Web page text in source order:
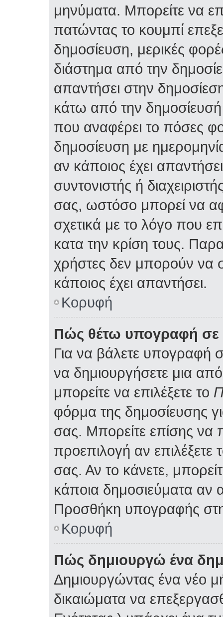
μηνύματα. Μπορείτε να
πατώντας το κουμπί
δημοσίευση, μερικές
διάστημα από την
απαντήσει στην
κάτω από την
που αναφέρει το πόσες
δημοσίευση με
αν κάποιος έχει
συντονιστής ή
σας, ωστόσο μπορεί να
σχετικά με το λόγο που
κατα την κρίση τους.
χρήστες δεν μπορούν να
κάποιος έχει απαντήσει.
Κορυφή
Πώς θέτω υπογραφή σε
Για να βάλετε υπογραφή
να δημιουργήσετε μια
μπορείτε να επιλέξετε το
φόρμα της δημοσίευσης
σας. Μπορείτε επίσης
προεπιλογή αν
σας. Αν το κάνετε,
κάποια δημοσιεύματα αν
Προσθήκη υπογραφής
Κορυφή
Πώς δημιουργώ ένα
Δημιουργώντας ένα νέο
δικαιώματα να